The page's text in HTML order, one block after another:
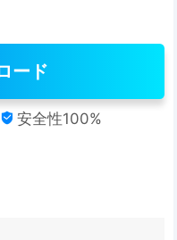
ード
 安全性100%